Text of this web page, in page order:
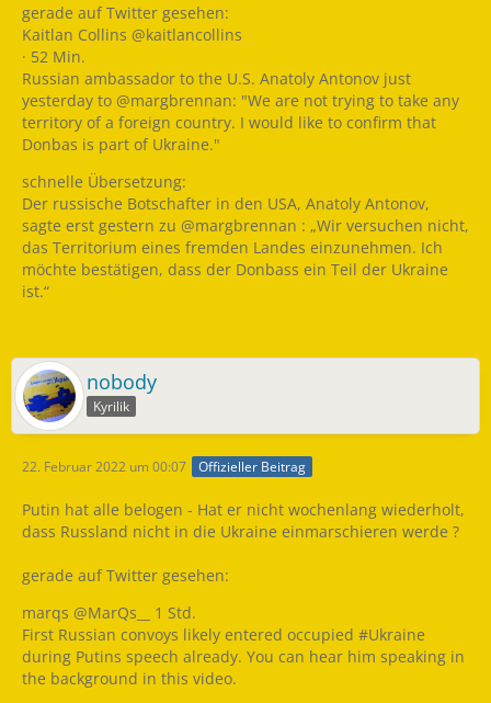
gerade auf Twitter gesehen:
Kaitlan Collins @kaitlancollins
· 52 Min.
Russian ambassador to the U.S. Anatoly Antonov just
yesterday to @margbrennan: "We are not trying to take any
territory of a foreign country. I would like to confirm that
Donbas is part of Ukraine."
schnelle Übersetzung:
Der russische Botschafter in den USA, Anatoly Antonov,
sagte erst gestern zu @margbrennan : „Wir versuchen nicht,
das Territorium eines fremden Landes einzunehmen. Ich
möchte bestätigen, dass der Donbass ein Teil der Ukraine
ist.“
nobody
Kyrilik
22. Februar 2022 um 00:07 Offizieller Beitrag
Putin hat alle belogen - Hat er nicht wochenlang wiederholt,
dass Russland nicht in die Ukraine einmarschieren werde ?
gerade auf Twitter gesehen:
marqs @MarQs__ 1 Std.
First Russian convoys likely entered occupied #Ukraine
during Putins speech already. You can hear him speaking in
the background in this video.